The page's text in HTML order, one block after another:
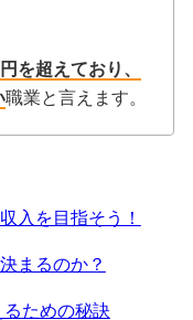
を超えており、
職業と言えます。
入を目指そう！
まるのか？
ための秘訣